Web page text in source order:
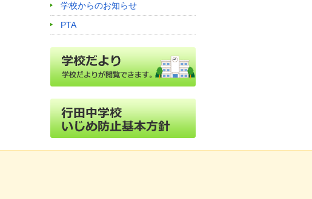
学校からのお知らせ
PTA